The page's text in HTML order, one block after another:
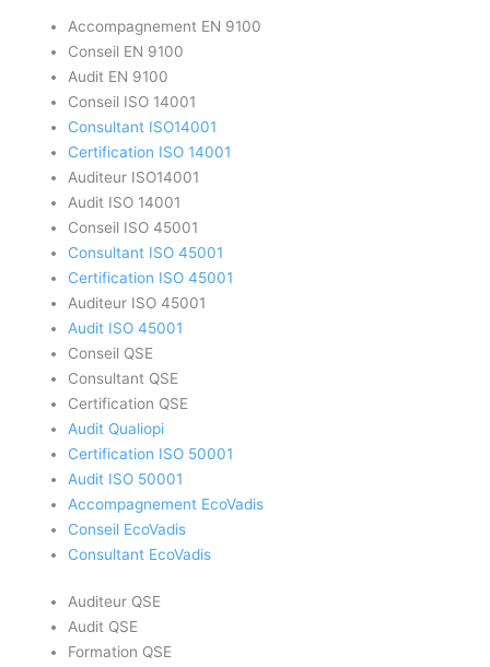
Accompagnement EN 9100
Conseil EN 9100
Audit EN 9100
Conseil ISO 14001
Consultant ISO14001
Certification ISO 14001
Auditeur ISO14001
Audit ISO 14001
Conseil ISO 45001
Consultant ISO 45001
Certification ISO 45001
Auditeur ISO 45001
Audit ISO 45001
Conseil QSE
Consultant QSE
Certification QSE
Audit Qualiopi
Certification ISO 50001
Audit ISO 50001
Accompagnement EcoVadis
Conseil EcoVadis
Consultant EcoVadis
Auditeur QSE
Audit QSE
Formation QSE